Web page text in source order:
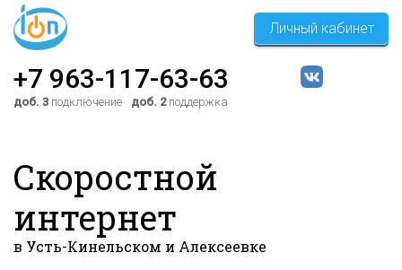
+7 963-117-63-63
доб. 3 подключение доб. 2поддержка
Личный кабинет
Скоростной
интернет
в Усть-Кинельском и Алексеевке